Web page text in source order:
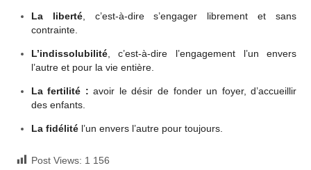
La liberté, c’est-à-dire s’engager librement et sans
contrainte.
L’indissolubilité, c’est-à-dire l’engagement l’un envers
l’autre et pour la vie entière.
La fertilité :avoir le désir de fonder un foyer, d’accueillir
des enfants.
La fidélité l’un envers l’autre pour toujours.
Post Views: 1 156